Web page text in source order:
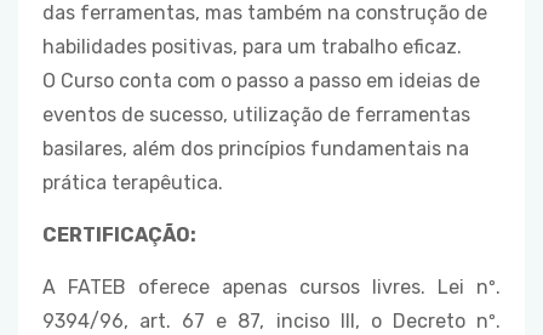
das ferramentas, mas também na construção de
habilidades positivas, para um trabalho eficaz.
O Curso conta com o passo a passo em ideias de
eventos de sucesso, utilização de ferramentas
basilares, além dos princípios fundamentais na
prática terapêutica.
CERTIFICAÇÃO:
A FATEB oferece apenas cursos livres. Lei nº.
9394/96, art. 67 e 87, inciso III, o Decreto nº.